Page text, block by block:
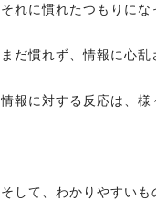
それに慣れたつもりにな
まだ慣れず、情報に心乱
情報に対する反応は、様
そして、わかりやすい